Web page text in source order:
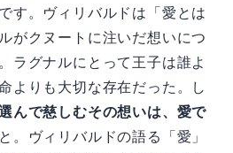
す。ヴィリバルドは「愛とは
がクヌートに注いだ想いにつ
ラグナルにとって王子は誰よ
よりも大切な存在だった。し
んで慈しむその想いは、愛で
と。ヴィリバルドの語る「愛」